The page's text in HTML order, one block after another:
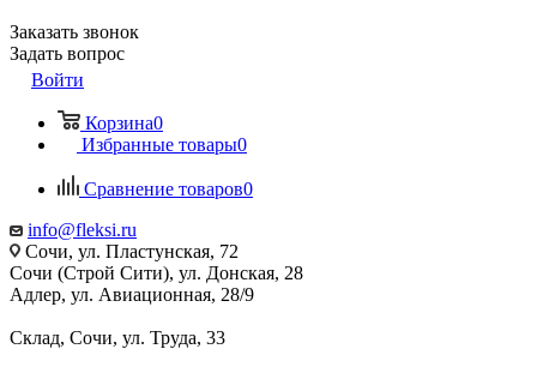
Заказать звонок
Задать вопрос
Войти
Корзина0
Избранные товары0
Сравнение товаров0
info@fleksi.ru
Сочи, ул. Пластунская, 72
Сочи (Строй Сити), ул. Донская, 28
Адлер, ул. Авиационная, 28/9
Склад, Сочи, ул. Труда, 33